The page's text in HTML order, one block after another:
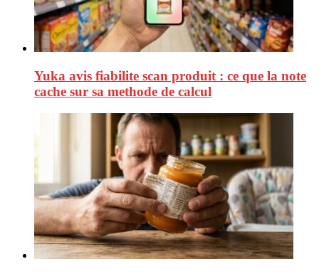
Yuka avis fiabilite scan produit : ce que la note
cache sur sa methode de calcul